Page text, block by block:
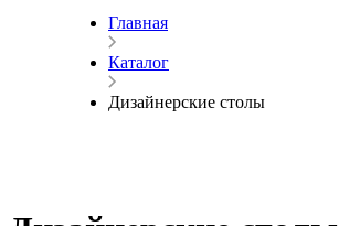
Главная
Каталог
Дизайнерские столы